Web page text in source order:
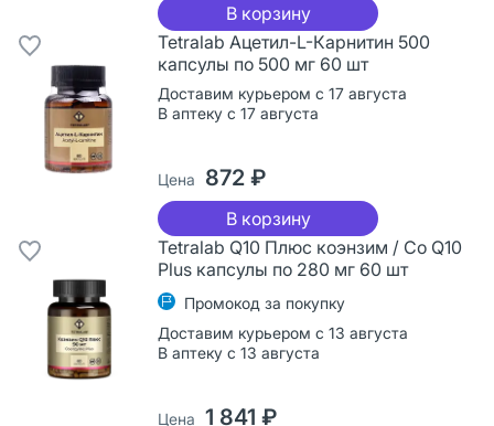
В корзину
Tetralab Ацетил-L-Карнитин 500
капсулы по 500 мг 60 шт
Доставим курьером с 17 августа
В аптеку с 17 августа
Цена 872 ₽
В корзину
Tetralab Q10 Плюс коэнзим / Co Q10
Plus капсулы по 280 мг 60 шт
Промокод за покупку
Доставим курьером с 13 августа
В аптеку с 13 августа
Цена 1 841 ₽